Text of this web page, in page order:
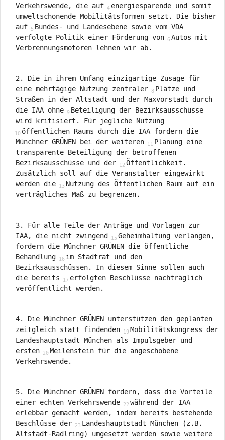
Verkehrswende, die auf energiesparende und somit
umweltschonende Mobilitätsformen setzt. Die bisher
auf Bundes- und Landesebene sowie vom VDA
verfolgte Politik einer Förderung von Autos mit
Verbrennungsmotoren lehnen wir ab.
2. Die in ihrem Umfang einzigartige Zusage für
eine mehrtägige Nutzung zentraler Plätze und
Straßen in der Altstadt und der Maxvorstadt durch
die IAA ohne Beteiligung der Bezirksausschüsse
wird kritisiert. Für jegliche Nutzung
öffentlichen Raums durch die IAA fordern die
Münchner GRÜNEN bei der weiteren
Planung eine
transparente Beteiligung der betroffenen
Bezirksausschüsse und der
Öffentlichkeit.
Zusätzlich soll auf die Veranstalter eingewirkt
werden die
Nutzung des Öffentlichen Raum auf ein
verträgliches Maß zu begrenzen.
3. Für alle Teile der Anträge und Vorlagen zur
IAA, die nicht zwingend
Geheimhaltung verlangen,
fordern die Münchner GRÜNEN die öffentliche
Behandlung
im Stadtrat und den
Bezirksausschüssen. In diesem Sinne sollen auch
die bereits
erfolgten Beschlüsse nachträglich
veröffentlicht werden.
4. Die Münchner GRÜNEN unterstützen den geplanten
zeitgleich statt findenden
Mobilitätskongress der
Landeshauptstadt München als Impulsgeber und
ersten
Meilenstein für die angeschobene
Verkehrswende.
5. Die Münchner GRÜNEN fordern, dass die Vorteile
einer echten Verkehrswende
während der IAA
erlebbar gemacht werden, indem bereits bestehende
Beschlüsse der
Landeshauptstadt München (z.B.
Altstadt-Radlring) umgesetzt werden sowie weitere